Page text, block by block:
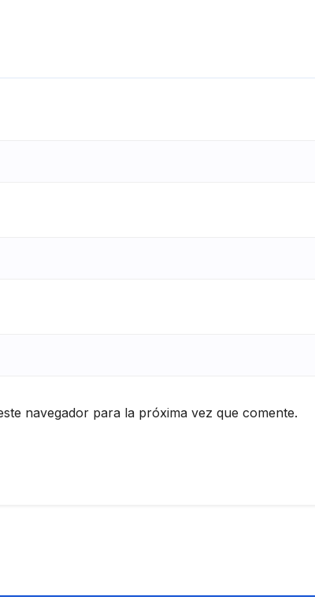
navegador para la próxima vez que comente.